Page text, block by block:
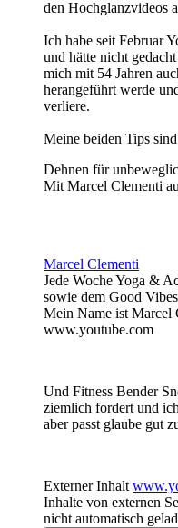
den Hochglanzvideos
Ich habe seit Februar
und hätte nicht
mich mit 54 Jahren
herangeführt werde
verliere.
Meine beiden Tips
Dehnen für
Mit Marcel Clementi
Marcel Clementi
Jede Woche Yoga &
sowie dem Good
Mein Name ist
www.youtube.com
Und Fitness Bender
ziemlich fordert und
aber passt glaube gut
Externer Inhalt
Inhalte von externen
nicht automatisch